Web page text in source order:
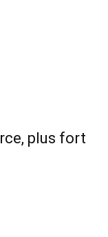
plus fort